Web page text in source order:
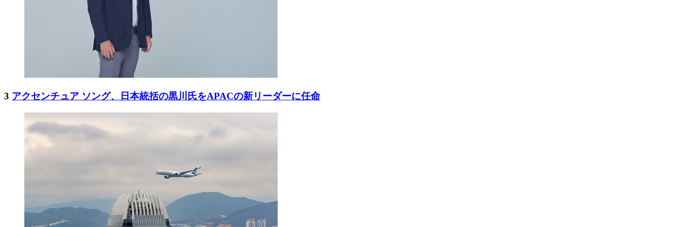
3 アクセンチュア ソング、日本統括の黒川氏をAPACの新リーダーに任命